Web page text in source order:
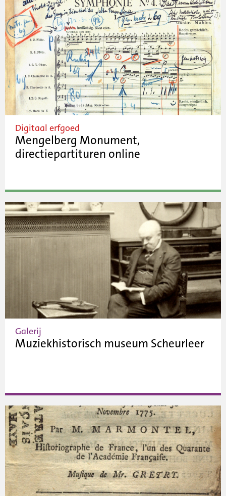
Digitaal erfgoed
Mengelberg Monument,
directiepartituren online
Galerij
Muziekhistorisch museum Scheurleer